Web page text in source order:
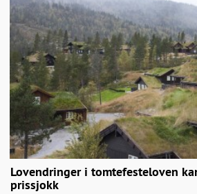
Lovendringer i tomtefesteloven
prissjokk